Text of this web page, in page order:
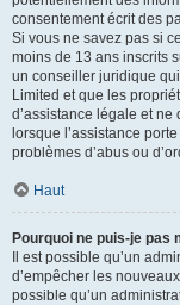
consentement écrit des
Si vous ne savez pas si
moins de 13 ans inscrits
un conseiller juridique
Limited et que les
d’assistance légale et
lorsque l’assistance
problèmes d’abus ou
Haut
Pourquoi ne puis-je pas
Il est possible qu’un
d’empêcher les
possible qu’un